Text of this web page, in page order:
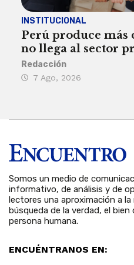
INSTITUCIONAL
Perú produce
no llega al sector
Redacción
7 Ago, 2026
Somos un medio de
informativo, de análisis y de
lectores una aproximación a
búsqueda de la verdad, el
persona humana.
ENCUÉNTRANOS EN: